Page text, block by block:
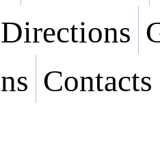
Contacts